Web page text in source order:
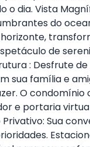
o dia. Vista
do
de
: Desfrute
sua família e
O
e portaria
Sua